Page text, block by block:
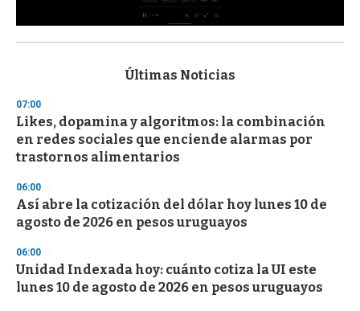
s
d
s
o
f
3
s
e
c
o
d
s
Últimas Noticias
07:00
Likes, dopamina y algoritmos: la combinación
en redes sociales que enciende alarmas por
trastornos alimentarios
06:00
Así abre la cotización del dólar hoy lunes 10 de
agosto de 2026 en pesos uruguayos
06:00
Unidad Indexada hoy: cuánto cotiza la UI este
lunes 10 de agosto de 2026 en pesos uruguayos